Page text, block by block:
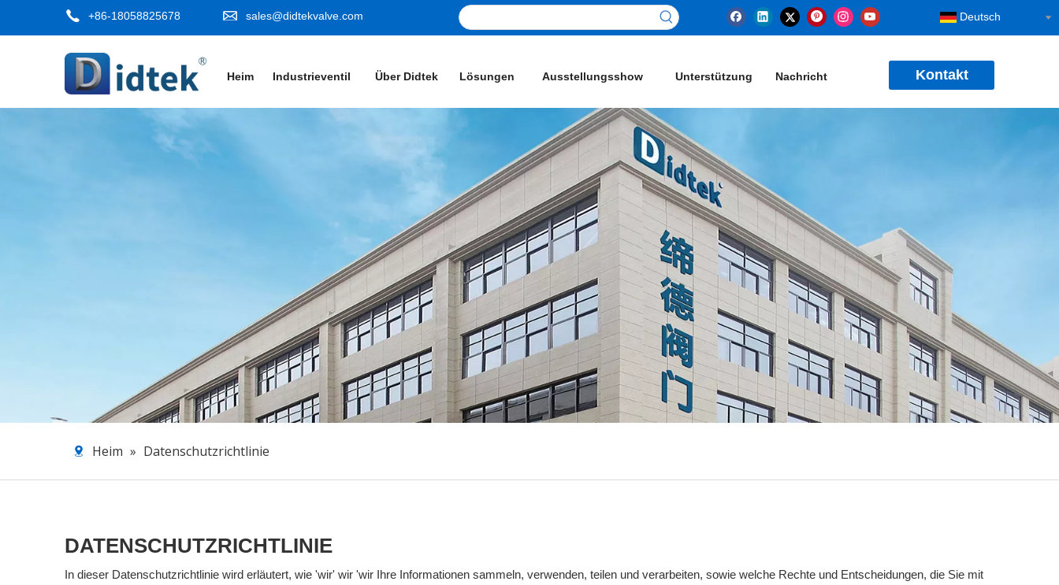
+86-18058825678 sales@didtekvalve.com Deutsch
Heim Industrieventil Über Didtek Lösungen Ausstellungsshow Unterstützung Nachricht Kontakt
Heim » Datenschutzrichtlinie
DATENSCHUTZRICHTLINIE
In dieser Datenschutzrichtlinie wird erläutert, wie 'wir' wir 'wir Ihre Informationen sammeln, verwenden, teilen und verarbeiten, sowie welche Rechte und Entscheidungen, die Sie mit